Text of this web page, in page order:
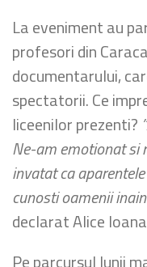
La eveniment au
profesori din
documentarului,
spectatorii. Ce
liceenilor prezenti?
Ne-am emotionat si
invatat ca
cunosti oamenii
declarat Alice
Pe parcursul lunii